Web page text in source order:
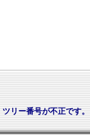
ツリー番号が不正です。